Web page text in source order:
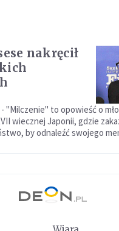
nakręcił
"Milczenie" to opowieść o
wiecznej Japonii, gdzie
by odnaleźć swojego